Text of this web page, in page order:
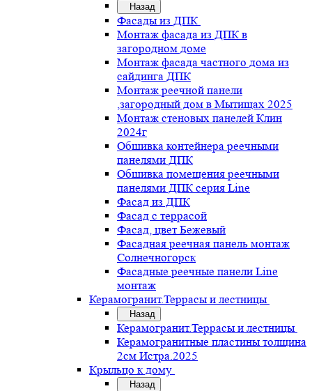
Назад
Фасады из ДПК
Монтаж фасада из ДПК в
загородном доме
Монтаж фасада частного дома из
сайдинга ДПК
Монтаж реечной панели
,загородный дом в Мытищах 2025
Монтаж стеновых панелей Клин
2024г
Обшивка контейнера реечными
панелями ДПК
Обшивка помещения реечными
панелями ДПК серия Line
Фасад из ДПК
Фасад с террасой
Фасад, цвет Бежевый
Фасадная реечная панель монтаж
Солнечногорск
Фасадные реечные панели Line
монтаж
Керамогранит.Террасы и лестницы
Назад
Керамогранит.Террасы и лестницы
Керамогранитные пластины толщина
2см Истра.2025
Крыльцо к дому
Назад